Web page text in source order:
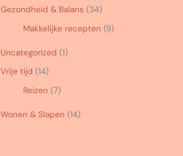
Gezondheid & Balans (34)
Makkelijke recepten (9)
Uncategorized (1)
Vrije tijd (14)
Reizen (7)
Wonen & Slapen (14)